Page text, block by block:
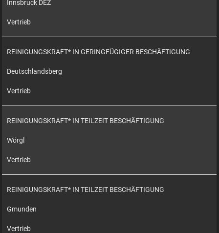
Innsbruck DEZ
Vertrieb
REINIGUNGSKRAFT* IN GERINGFÜGIGER BESCHÄFTIGUNG
Deutschlandsberg
Vertrieb
REINIGUNGSKRAFT* IN TEILZEIT BESCHÄFTIGUNG
Wörgl
Vertrieb
REINIGUNGSKRAFT* IN TEILZEIT BESCHÄFTIGUNG
Gmunden
Vertrieb